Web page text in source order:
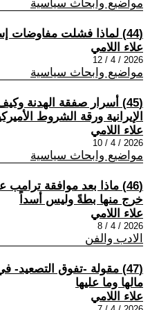
مواضيع وابحاث سياسية
(44) لماذا فشلت مفاوضات إسلام آباد؟
علاء اللامي
2026 / 4 / 12
مواضيع وابحاث سياسية
(45) أسرار صفقة الهدنة
الإيرانية ورقة الشروط
علاء اللامي
2026 / 4 / 10
مواضيع وابحاث سياسية
(46) ماذا بعد موافقة
خرج منها بطةً وليس أسداً
علاء اللامي
2026 / 4 / 8
الادب والفن
(47) مقولة -تفوق
مالها وما عليها
علاء اللامي